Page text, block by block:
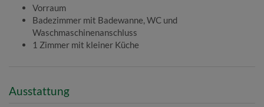
Vorraum
Badezimmer mit Badewanne, WC und
Waschmaschinenanschluss
1 Zimmer mit kleiner Küche
Ausstattung